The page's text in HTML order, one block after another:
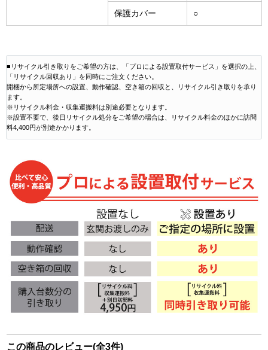
保護カバー ○
■リサイクル引き取りをご希望の方は、「プロによる設置取付サービス」を選択の上、
「リサイクル回収あり」を同時にご注文ください。
開梱から所定場所への設置、動作確認、空き箱の回収と、リサイクル引き取りを承り
ます。
※リサイクル料金・収集運搬料は別途必要となります。
※設置不要で、後日リサイクル処分をご希望の場合は、リサイクル料金のほかに訪問
料4,400円が別途かかります。
この商品のレビュー(全3件)